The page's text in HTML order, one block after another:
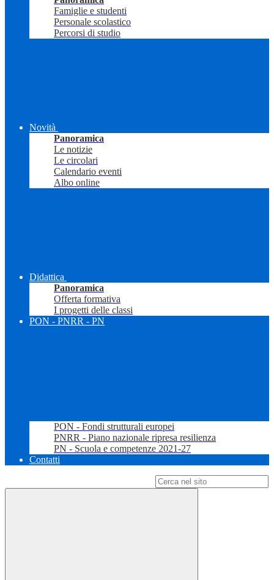
Famiglie e studenti
Personale scolastico
Percorsi di studio
Novità
Panoramica
Le notizie
Le circolari
Calendario eventi
Albo online
Didattica
Panoramica
Offerta formativa
I progetti delle classi
PON - PNRR - PN
PON - Fondi strutturali europei
PNRR - Piano nazionale ripresa resilienza
PN - Scuola e competenze 2021-27
Contatti